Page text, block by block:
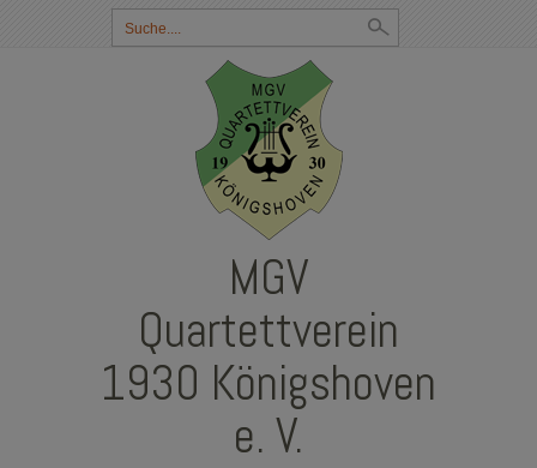
Suchbegriff
eingeben:
MGV
Quartettverein
1930 Königshoven
e. V.